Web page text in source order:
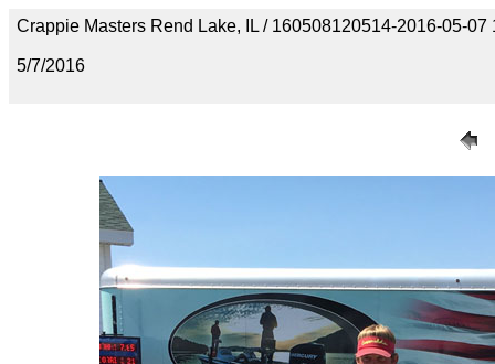
Crappie Masters Rend Lake, IL / 160508120514-2016-05-07
5/7/2016